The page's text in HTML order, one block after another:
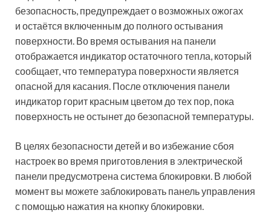
безопасность, предупреждает о возможных ожогах
и остаётся включенным до полного остывания
поверхности. Во время остывания на панели
отображается индикатор остаточного тепла, который
сообщает, что температура поверхности является
опасной для касания. После отключения панели
индикатор горит красным цветом до тех пор, пока
поверхность не остынет до безопасной температуры.
В целях безопасности детей и во избежание сбоя
настроек во время приготовления в электрической
панели предусмотрена система блокировки. В любой
момент вы можете заблокировать панель управления
с помощью нажатия на кнопку блокировки.